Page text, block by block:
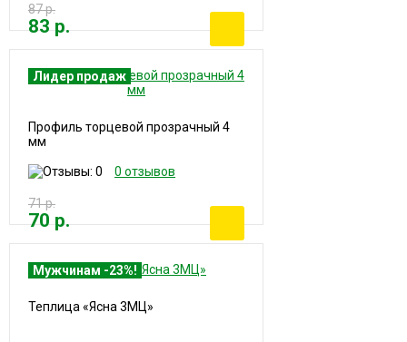
87 р.
83 р.
Лидер продаж
Профиль торцевой прозрачный 4
мм
0 отзывов
71 р.
70 р.
Мужчинам -23%!
Теплица «Ясна 3МЦ»